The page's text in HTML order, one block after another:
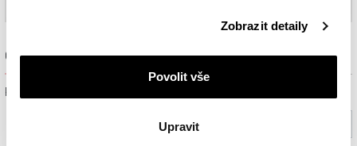
Zásadách ochrany osobních údajů
Zobrazit detaily
Povolit vše
Upravit
Ověřit dostupnost a rezervovat na prodejně
Prosím, vyberte ze seznamu město nebo konkrétní prodejnu